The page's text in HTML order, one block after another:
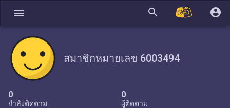
menu search account_circle
สมาชิกหมายเลข 6003494
0
กำลังติดตาม
0
ผู้ติดตาม